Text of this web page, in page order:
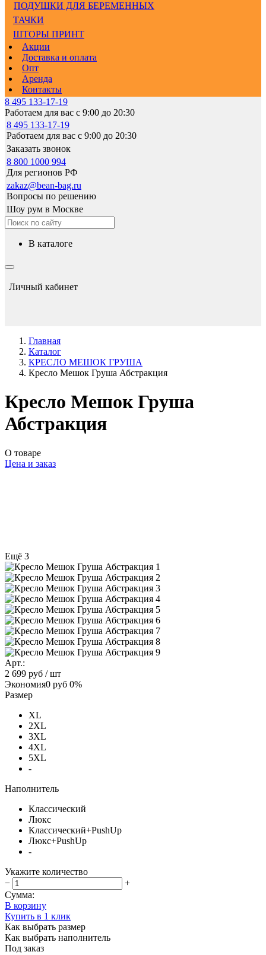
ПОДУШКИ ДЛЯ БЕРЕМЕННЫХ
ТАЧКИ
ШТОРЫ ПРИНТ
Акции
Доставка и оплата
Опт
Аренда
Контакты
8 495 133-17-19
Работаем для вас с 9:00 до 20:30
8 495 133-17-19
Работаем для вас с 9:00 до 20:30
Заказать звонок
8 800 1000 994
Для регионов РФ
zakaz@bean-bag.ru
Вопросы по решению
Шоу рум в Москве
в каталоге
Личный кабинет
Главная
Каталог
КРЕСЛО МЕШОК ГРУША
Кресло Мешок Груша Абстракция
Кресло Мешок Груша
Абстракция
О товаре
Цена и заказ
Ещё 3
Арт.:
2 699 руб / шт
Экономия0 руб 0%
Размер
XL
2XL
3XL
4XL
5XL
-
Наполнитель
Классический
Люкс
Классический+PushUp
Люкс+PushUp
-
Укажите количество
−
+
Сумма:
В корзину
Купить в 1 клик
Как выбрать размер
Как выбрать наполнитель
Под заказ